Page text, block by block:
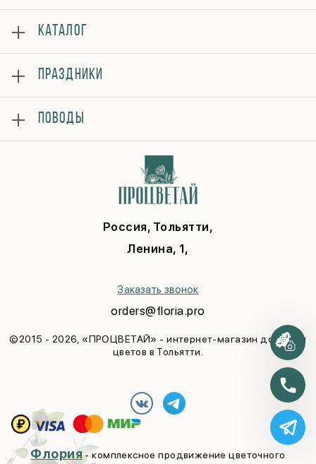
Россия, Тольятти,
Ленина, 1,
Заказать звонок
orders@floria.pro
©2015 - 2026, «ПРОЦВЕТАЙ» - интернет-магазин доставки
цветов в Тольятти.
Оплата
Отзывы
Гарантии
Доставка
Вопросы и ответы
Контакты
КАТАЛОГ
Букеты
Композиции
Подарки
ПРАЗДНИКИ
14 февраля
День матери
ПОВОДЫ
В благодарность
Флория- комплексное продвижение цветочного